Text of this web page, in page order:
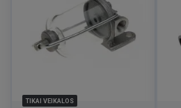
TIKAI VEIKALOS